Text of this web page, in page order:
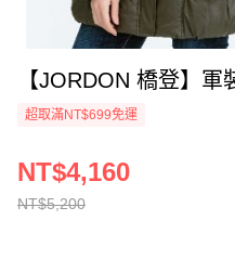
【JORDON 橋登】
超取滿NT$699免運
NT$5,200
NT$4,160